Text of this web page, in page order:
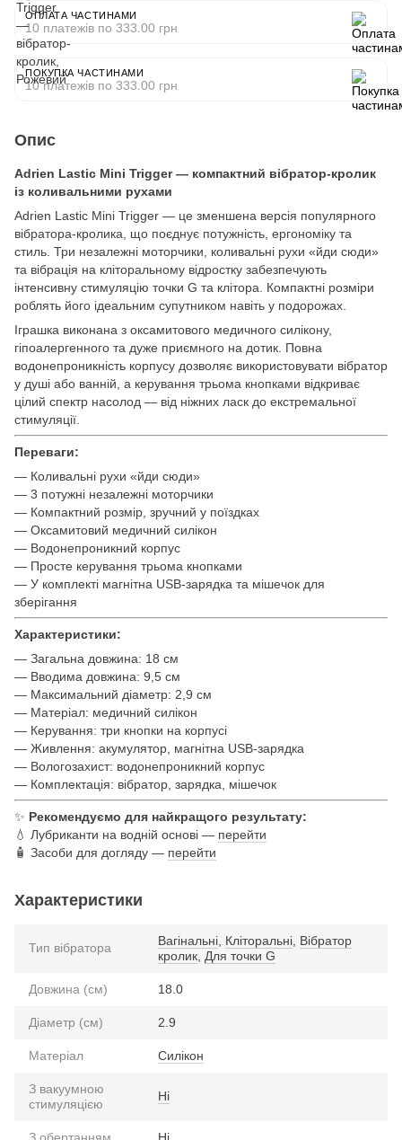
ОПЛАТА ЧАСТИНАМИ
10 платежів по 333.00 грн
ПОКУПКА ЧАСТИНАМИ
10 платежів по 333.00 грн
Опис
Adrien Lastic Mini Trigger — компактний вібратор-кролик
із коливальними рухами
Adrien Lastic Mini Trigger — це зменшена версія популярного
вібратора-кролика, що поєднує потужність, ергономіку та
стиль. Три незалежні моторчики, коливальні рухи «йди сюди»
та вібрація на кліторальному відростку забезпечують
інтенсивну стимуляцію точки G та клітора. Компактні розміри
роблять його ідеальним супутником навіть у подорожах.
Іграшка виконана з оксамитового медичного силікону,
гіпоалергенного та дуже приємного на дотик. Повна
водонепроникність корпусу дозволяє використовувати вібратор
у душі або ванній, а керування трьома кнопками відкриває
цілий спектр насолод — від ніжних ласк до екстремальної
стимуляції.
Переваги:
— Коливальні рухи «йди сюди»
— 3 потужні незалежні моторчики
— Компактний розмір, зручний у поїздках
— Оксамитовий медичний силікон
— Водонепроникний корпус
— Просте керування трьома кнопками
— У комплекті магнітна USB-зарядка та мішечок для
зберігання
Характеристики:
— Загальна довжина: 18 см
— Вводима довжина: 9,5 см
— Максимальний діаметр: 2,9 см
— Матеріал: медичний силікон
— Керування: три кнопки на корпусі
— Живлення: акумулятор, магнітна USB-зарядка
— Вологозахист: водонепроникний корпус
— Комплектація: вібратор, зарядка, мішечок
✨ Рекомендуємо для найкращого результату:
💧 Лубриканти на водній основі — перейти
🧴 Засоби для догляду — перейти
Характеристики
Тип вібратора Вагінальні Кліторальні Вібратор
кролик Для точки G
Довжина (см) 18.0
Діаметр (см) 2.9
Матеріал Силікон
З вакуумною
стимуляцією
Ні
З обертанням Ні